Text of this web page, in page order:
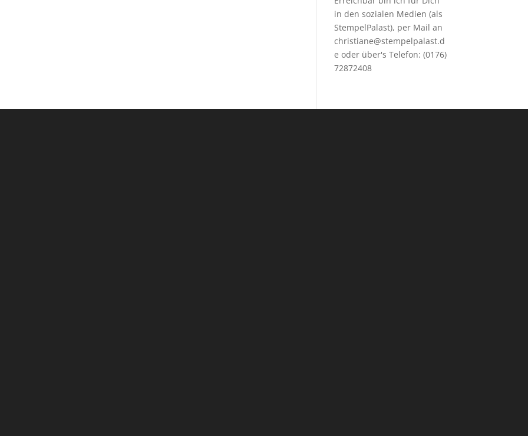
in den sozialen Medien (als
StempelPalast), per Mail an
christiane@stempelpalast.d
e oder über's Telefon: (0176)
72872408